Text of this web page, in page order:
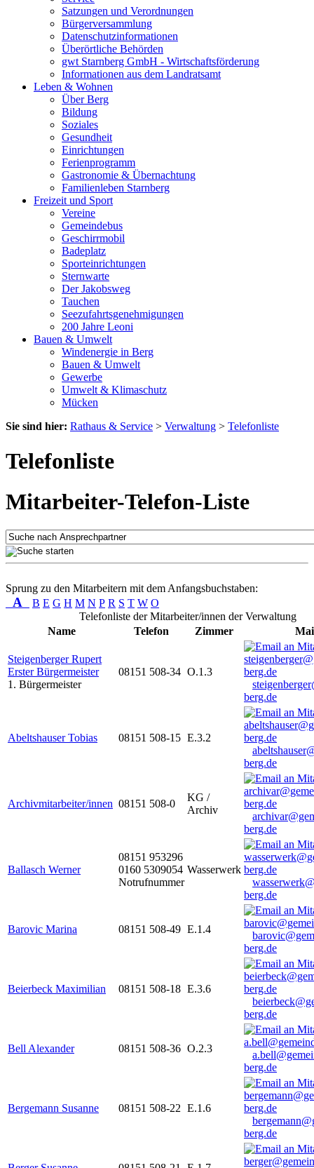
Satzungen und Verordnungen
Bürgerversammlung
Datenschutzinformationen
Überörtliche Behörden
gwt Starnberg GmbH - Wirtschaftsförderung
Informationen aus dem Landratsamt
Leben & Wohnen
Über Berg
Bildung
Soziales
Gesundheit
Einrichtungen
Ferienprogramm
Gastronomie & Übernachtung
Familienleben Starnberg
Freizeit und Sport
Vereine
Gemeindebus
Geschirrmobil
Badeplatz
Sporteinrichtungen
Sternwarte
Der Jakobsweg
Tauchen
Seezufahrtsgenehmigungen
200 Jahre Leoni
Bauen & Umwelt
Windenergie in Berg
Bauen & Umwelt
Gewerbe
Umwelt & Klimaschutz
Mücken
Sie sind hier: Rathaus & Service > Verwaltung > Telefonliste
Telefonliste
Mitarbeiter-Telefon-Liste
Sprung zu den Mitarbeitern mit dem Anfangsbuchstaben:
A B E G H M N P R S T W O
Telefonliste der Mitarbeiter/innen der Verwaltung
Name
Telefon Zimmer
Steigenberger Rupert
Erster Bürgermeister
1. Bürgermeister
08151 508-34 O.1.3
berg.de
Abeltshauser Tobias 08151 508-15 E.3.2
berg.de
Archivmitarbeiter/innen 08151 508-0
KG /
Archiv
berg.de
Ballasch Werner
08151 953296
0160 5309054
Notrufnummer
Wasserwerk
berg.de
Barovic Marina 08151 508-49 E.1.4
berg.de
Beierbeck Maximilian 08151 508-18 E.3.6
berg.de
Bell Alexander 08151 508-36 O.2.3
berg.de
Bergemann Susanne 08151 508-22 E.1.6
berg.de